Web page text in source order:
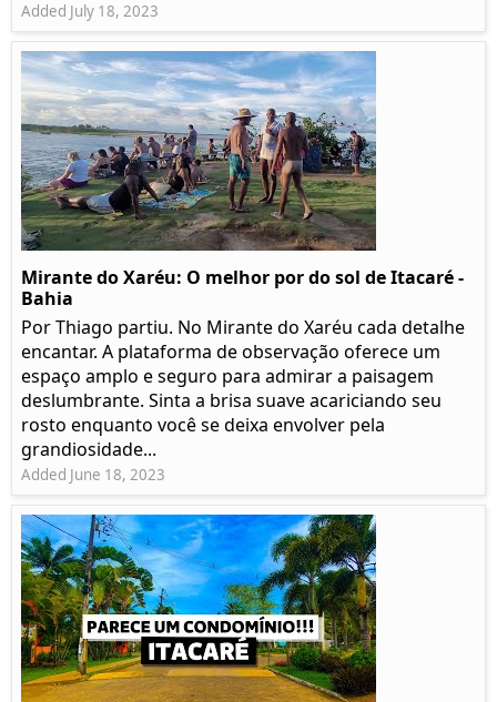
Added July 18, 2023
Mirante do Xaréu: O melhor por do sol de Itacaré -
Bahia
Por Thiago partiu. No Mirante do Xaréu cada detalhe
encantar. A plataforma de observação oferece um
espaço amplo e seguro para admirar a paisagem
deslumbrante. Sinta a brisa suave acariciando seu
rosto enquanto você se deixa envolver pela
grandiosidade...
Added June 18, 2023